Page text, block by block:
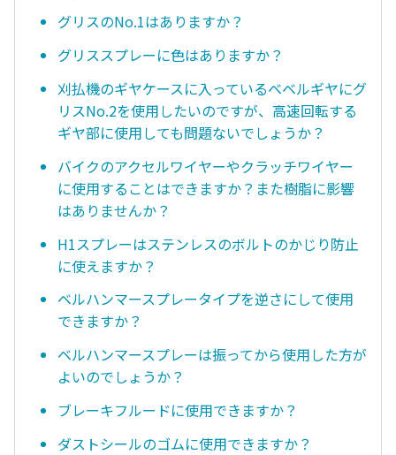
グリスのNo.1はありますか？
グリススプレーに色はありますか？
刈払機のギヤケースに入っているベベルギヤにグ
リスNo.2を使用したいのですが、高速回転する
ギヤ部に使用しても問題ないでしょうか？
バイクのアクセルワイヤーやクラッチワイヤー
に使用することはできますか？また樹脂に影響
はありませんか？
H1スプレーはステンレスのボルトのかじり防止
に使えますか？
ベルハンマースプレータイプを逆さにして使用
できますか？
ベルハンマースプレーは振ってから使用した方が
よいのでしょうか？
ブレーキフルードに使用できますか？
ダストシールのゴムに使用できますか？